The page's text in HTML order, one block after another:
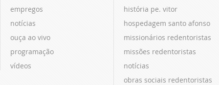
empregos
notícias
ouça ao vivo
programação
vídeos
história pe. vitor
hospedagem santo afonso
missionários redentoristas
missões redentoristas
notícias
obras sociais redentoristas